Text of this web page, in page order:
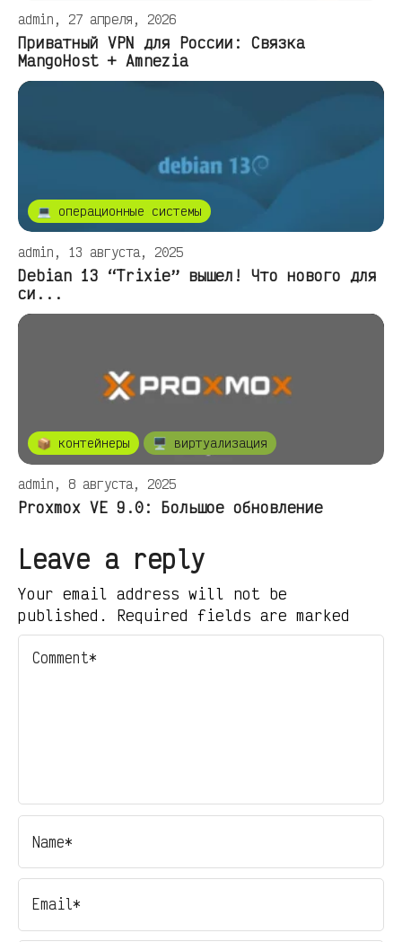
admin, 27 апреля, 2026
Приватный VPN для России: Связка
MangoHost + Amnezia
💻 операционные системы
admin, 13 августа, 2025
Debian 13 “Trixie” вышел! Что нового для
си...
📦 контейнеры 🖥️ виртуализация
admin, 8 августа, 2025
Proxmox VE 9.0: Большое обновление
Leave a reply
Your email address will not be
published. Required fields are marked